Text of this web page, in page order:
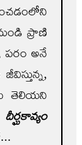
ప్రాణి
పరం అనే
తెలియని